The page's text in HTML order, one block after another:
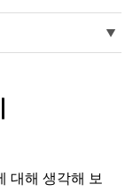
대해 생각해 보